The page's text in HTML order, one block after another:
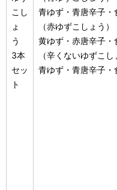
こし
ょ
う
3本
セッ
ト
青ゆず・青唐辛子・
（赤ゆずこしょう）
黄ゆず・赤唐辛子・
（辛くないゆずこし
青ゆず・青唐辛子・